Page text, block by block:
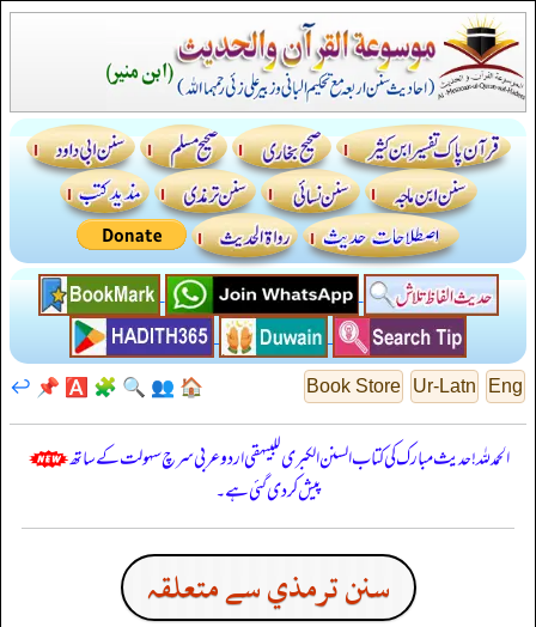
Eng
Ur-Latn
Book Store
🏠
👥
🔍
🧩
🅰️
📌
↩️
الحمدللہ! حدیث مبارک کی کتاب السنن الكبرى للبيهقي اردو عربی سرچ سہولت کے ساتھ
پیش کر دی گئی ہے۔
سنن ترمذي سے متعلقہ